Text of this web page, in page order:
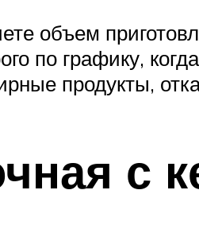
объем
по графику,
продукты,
с